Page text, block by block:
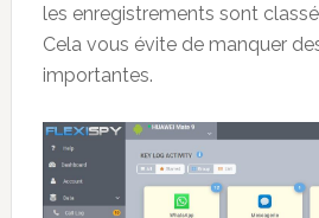
les enregistrements sont
Cela vous évite de manquer
importantes.